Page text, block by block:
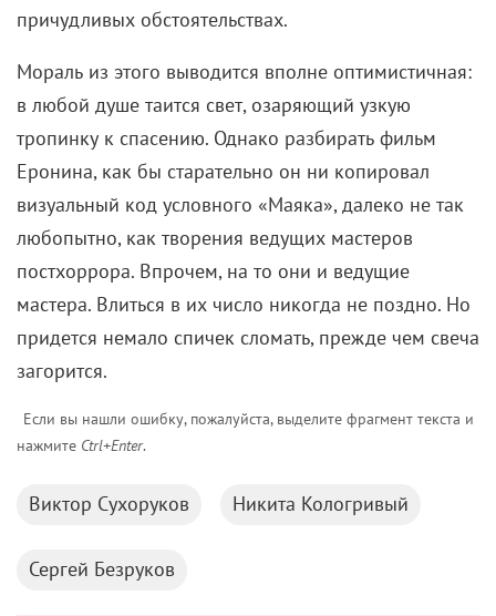
причудливых обстоятельствах.
Мораль из этого выводится вполне оптимистичная:
в любой душе таится свет, озаряющий узкую
тропинку к спасению. Однако разбирать фильм
Еронина, как бы старательно он ни копировал
визуальный код условного «Маяка», далеко не так
любопытно, как творения ведущих мастеров
постхоррора. Впрочем, на то они и ведущие
мастера. Влиться в их число никогда не поздно. Но
придется немало спичек сломать, прежде чем свеча
загорится.
Если вы нашли ошибку, пожалуйста, выделите фрагмент текста и
нажмите Ctrl+Enter.
Виктор Сухоруков Никита Кологривый
Сергей Безруков